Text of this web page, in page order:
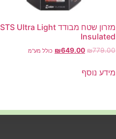
מזרון שטח מבודד STS Ultra Light
Insulated
₪779.00
₪649.00 כולל מע"מ
מידע נוסף